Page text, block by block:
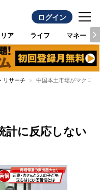
ログイン
ア ライフ マネー
リサーチ 中国本土市場がマクロ
計に反応しない